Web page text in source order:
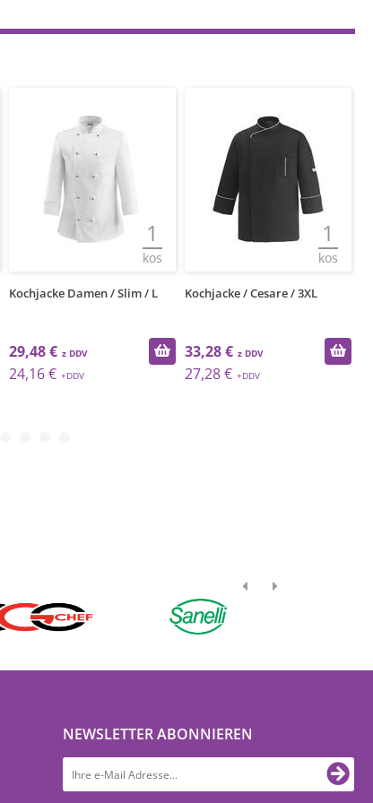
1
kos
Kochjacke Damen / Slim / L
29,48 €
24,16 €
1
kos
Kochjacke / Cesare / 3XL
33,28 €
27,28 €
NEWSLETTER ABONNIEREN